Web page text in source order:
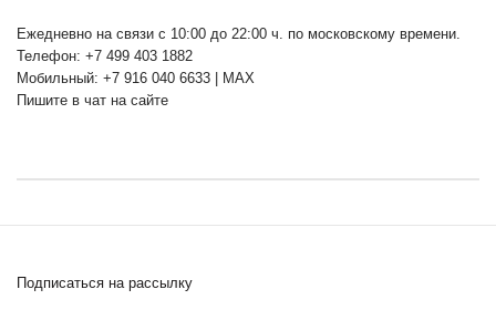
Ежедневно на связи с 10:00 до 22:00 ч. по московскому времени.
Телефон: +7 499 403 1882
Мобильный: +7 916 040 6633 | MAX
Пишите в чат на сайте
Подписаться на рассылку